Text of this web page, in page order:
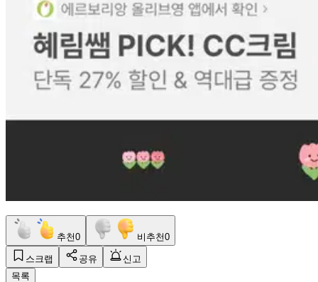
추천0 비추천0
스크랩 공유
신고
목록